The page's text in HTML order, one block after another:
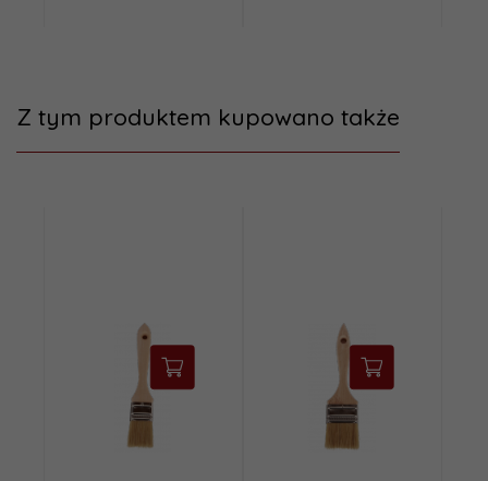
Z tym produktem kupowano także